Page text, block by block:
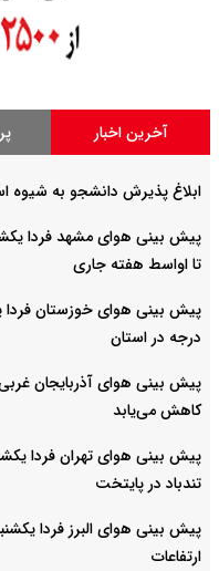
آخرین اخبار
ابلاغ پذیرش دانشجو به شیوه
تا اواسط هفته جاری
درجه در استان
کاهش می‌یابد
تندباد در پایتخت
ارتفاعات